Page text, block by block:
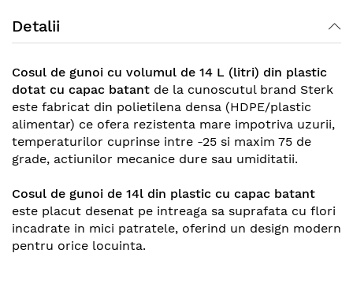
Detalii
Cosul de gunoi cu volumul de 14 L (litri) din plastic
dotat cu capac batant de la cunoscutul brand Sterk
este fabricat din polietilena densa (HDPE/plastic
alimentar) ce ofera rezistenta mare impotriva uzurii,
temperaturilor cuprinse intre -25 si maxim 75 de
grade, actiunilor mecanice dure sau umiditatii.
Cosul de gunoi de 14l din plastic cu capac batant
este placut desenat pe intreaga sa suprafata cu flori
incadrate in mici patratele, oferind un design modern
pentru orice locuinta.